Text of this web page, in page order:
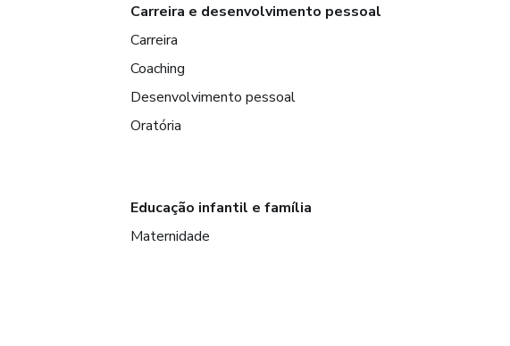
Carreira e desenvolvimento pessoal
Carreira
Coaching
Desenvolvimento pessoal
Oratória
Educação infantil e família
Maternidade